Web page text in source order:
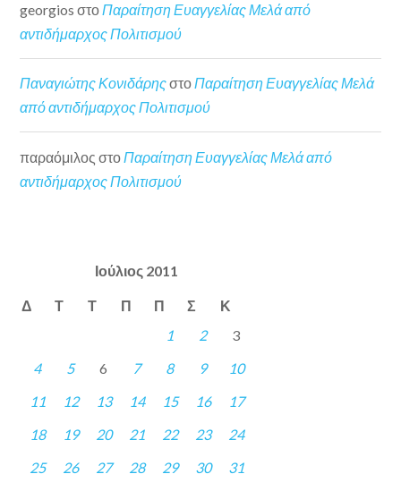
georgios στοΠαραίτηση Ευαγγελίας Μελά από
αντιδήμαρχος Πολιτισμού
Παναγιώτης ΚονιδάρηςστοΠαραίτηση Ευαγγελίας Μελά
από αντιδήμαρχος Πολιτισμού
παραόμιλος στο Παραίτηση Ευαγγελίας Μελά από
αντιδήμαρχος Πολιτισμού
Ιούλιος 2011
Δ Τ Τ Π Π Σ Κ
1 2
3
4
5 6 7 8 9
10
11
12 13 14 15 16
17
18
19 20 21 22 23
24
25
26 27 28 29 30 31